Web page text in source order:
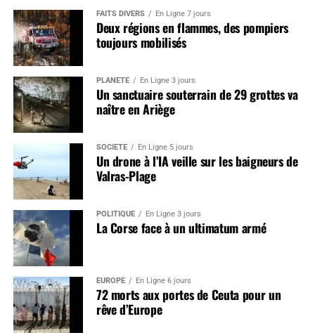
FAITS DIVERS En Ligne 7 jours
Deux régions en flammes, des pompiers
toujours mobilisés
PLANÈTE En Ligne 3 jours
Un sanctuaire souterrain de 29 grottes va
naître en Ariège
SOCIÉTÉ En Ligne 5 jours
Un drone à l’IA veille sur les baigneurs de
Valras-Plage
POLITIQUE En Ligne 3 jours
La Corse face à un ultimatum armé
EUROPE En Ligne 6 jours
72 morts aux portes de Ceuta pour un
rêve d’Europe